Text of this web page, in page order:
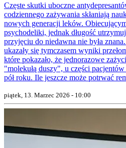
Częste skutki uboczne
codziennego zażywania skłaniają
nowych generacji leków.
psychodeliki, jednak długość
przyjęciu do niedawna nie była
ukazały się tymczasem wyniki
które pokazało, że jednorazowe
"molekułą duszy", u części
pół roku. Ile jeszcze może potrwać
piątek, 13. Marzec 2026 - 10:00